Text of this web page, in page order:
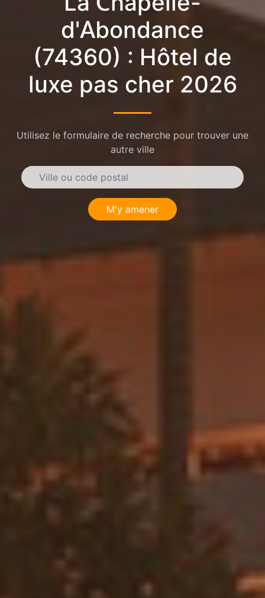
d'Abondance
(74360) : Hôtel de
luxe pas cher 2026
Utilisez le formulaire de recherche pour trouver une
autre ville
M'y amener